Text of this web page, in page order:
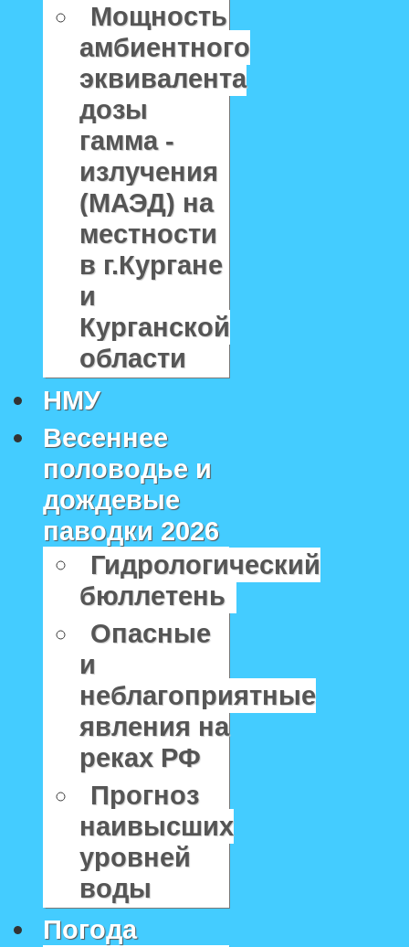
Мощность
амбиентного
эквивалента
дозы
гамма -
излучения
(МАЭД) на
местности
в г.Кургане
и
Курганской
области
НМУ
Весеннее
половодье и
дождевые
паводки 2026
Гидрологический
бюллетень
Опасные
и
неблагоприятные
явления на
реках РФ
Прогноз
наивысших
уровней
воды
Погода